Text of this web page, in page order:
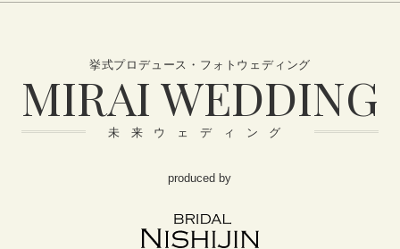
挙式プロデュース・フォトウェディング
MIRAI WEDDING
未来ウェディング
produced by